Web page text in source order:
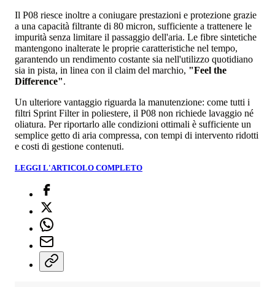
Il P08 riesce inoltre a coniugare prestazioni e protezione grazie
a una capacità filtrante di 80 micron, sufficiente a trattenere le
impurità senza limitare il passaggio dell'aria. Le fibre sintetiche
mantengono inalterate le proprie caratteristiche nel tempo,
garantendo un rendimento costante sia nell'utilizzo quotidiano
sia in pista, in linea con il claim del marchio, "Feel the
Difference".
Un ulteriore vantaggio riguarda la manutenzione: come tutti i
filtri Sprint Filter in poliestere, il P08 non richiede lavaggio né
oliatura. Per riportarlo alle condizioni ottimali è sufficiente un
semplice getto di aria compressa, con tempi di intervento ridotti
e costi di gestione contenuti.
LEGGI L'ARTICOLO COMPLETO